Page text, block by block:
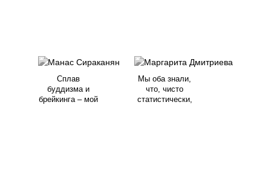
Сплав
буддизма и
брейкинга – мой
Мы оба знали,
что, чисто
статистически,